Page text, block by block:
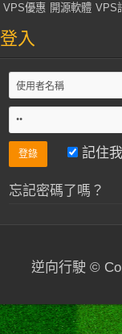
VPS優惠 開源軟體 VPS
登入
記住我
忘記密碼了嗎？
逆向行駛 ©